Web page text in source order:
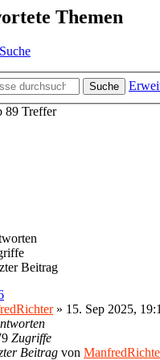
Themen
Suche
89 Treffer
Beitrag
» 15. Sep 2025,
Zugriffe
Beitrag von